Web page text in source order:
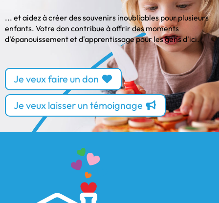
... et aidez à créer des souvenirs inoubliables pour plusieurs
enfants. Votre don contribue à offrir des moments
d'épanouissement et d'apprentissage pour les gens d'ici.
Je veux faire un don
Je veux laisser un témoignage